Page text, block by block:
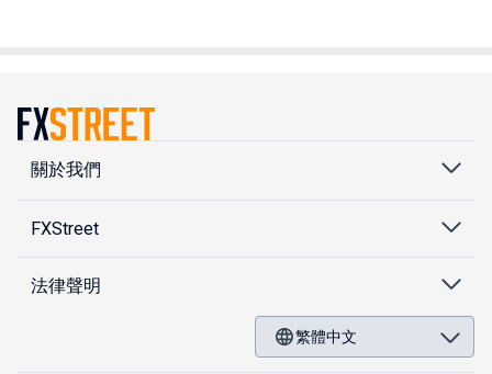
關於我們
FXStreet
法律聲明
繁體中文